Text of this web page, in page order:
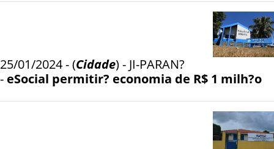
25/01/2024 - (Cidade) - JI-PARAN?
- eSocial permitir? economia de R$ 1 milh?o